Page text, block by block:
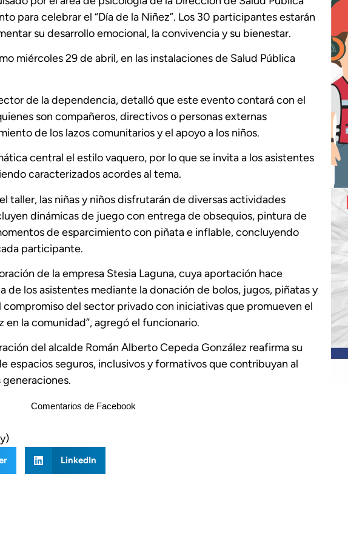
para celebrar el “Día de la Niñez”. Los 30 participantes estarán
su desarrollo emocional, la convivencia y su bienestar.
miércoles 29 de abril, en las instalaciones de Salud Pública
de la dependencia, detalló que este evento contará con el
son compañeros, directivos o personas externas
de los lazos comunitarios y el apoyo a los niños.
central el estilo vaquero, por lo que se invita a los asistentes
caracterizados acordes al tema.
taller, las niñas y niños disfrutarán de diversas actividades
dinámicas de juego con entrega de obsequios, pintura de
de esparcimiento con piñata e inflable, concluyendo
participante.
de la empresa Stesia Laguna, cuya aportación hace
de los asistentes mediante la donación de bolos, jugos, piñatas y
compromiso del sector privado con iniciativas que promueven el
en la comunidad”, agregó el funcionario.
del alcalde Román Alberto Cepeda González reafirma su
espacios seguros, inclusivos y formativos que contribuyan al
Comentarios de Facebook
LinkedIn